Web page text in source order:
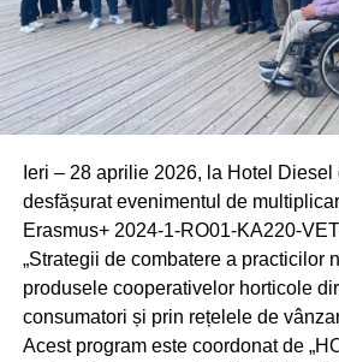
Ieri – 28 aprilie 2026, la Hotel
desfășurat evenimentul de
Erasmus+ 2024-1-RO01-KA220-
„Strategii de combatere a practicilor
produsele cooperativelor horticole
consumatori și prin rețelele de
Acest program este coordonat de